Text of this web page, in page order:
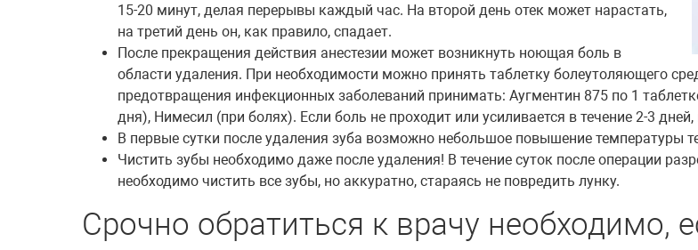
15-20 минут, делая перерывы каждый час. На второй день отек может нарастать,
на третий день он, как правило, спадает.
После прекращения действия анестезии может возникнуть ноющая боль в
области удаления. При необходимости можно принять таблетку болеутоляющего
предотвращения инфекционных заболеваний принимать: Аугментин 875 по 1
дня), Нимесил (при болях). Если боль не проходит или усиливается в течение 2-3
В первые сутки после удаления зуба возможно небольшое повышение температуры
Чистить зубы необходимо даже после удаления! В течение суток после операции
необходимо чистить все зубы, но аккуратно, стараясь не повредить лунку.
Срочно обратиться к врачу необходимо,